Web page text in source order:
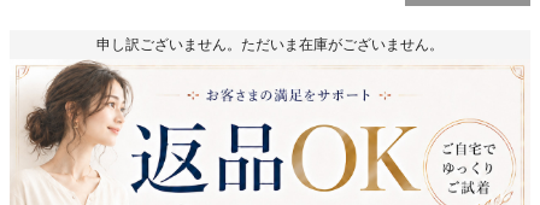
申し訳ございません。ただいま在庫がございません。